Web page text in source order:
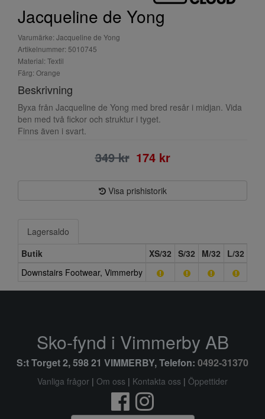
Jacqueline de Yong
Varumärke: Jacqueline de Yong
Artikelnummer: 5010745
Material: Textil
Färg: Orange
Beskrivning
Byxa från Jacqueline de Yong med bred resår i midjan. Vida
ben med två fickor och struktur i tyget.
Finns även i svart.
349 kr 174 kr
Visa prishistorik
Lagersaldo
Butik
XS/32 S/32 M/32 L/32
Downstairs Footwear, Vimmerby
Sko-fynd i Vimmerby AB
S:t Torget 2, 598 21 VIMMERBY, Telefon: 0492-31370
Vanliga frågor | Om oss | Kontakta oss | Öppettider